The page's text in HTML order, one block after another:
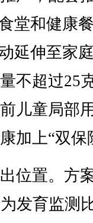
堂和健康
延伸至家
不超过25
儿童局部
加上“双保
位置。方
发育监测